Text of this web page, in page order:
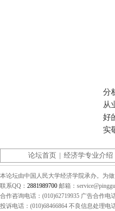
分
从
好
实
论坛首页 经济学专业介绍
本论坛由中国人民大学经济学院承办。为
联系QQ： 2881989700 邮箱：
合作咨询电话：(010)62719935 广告合作电
投诉电话：(010)68466864 不良信息处理电